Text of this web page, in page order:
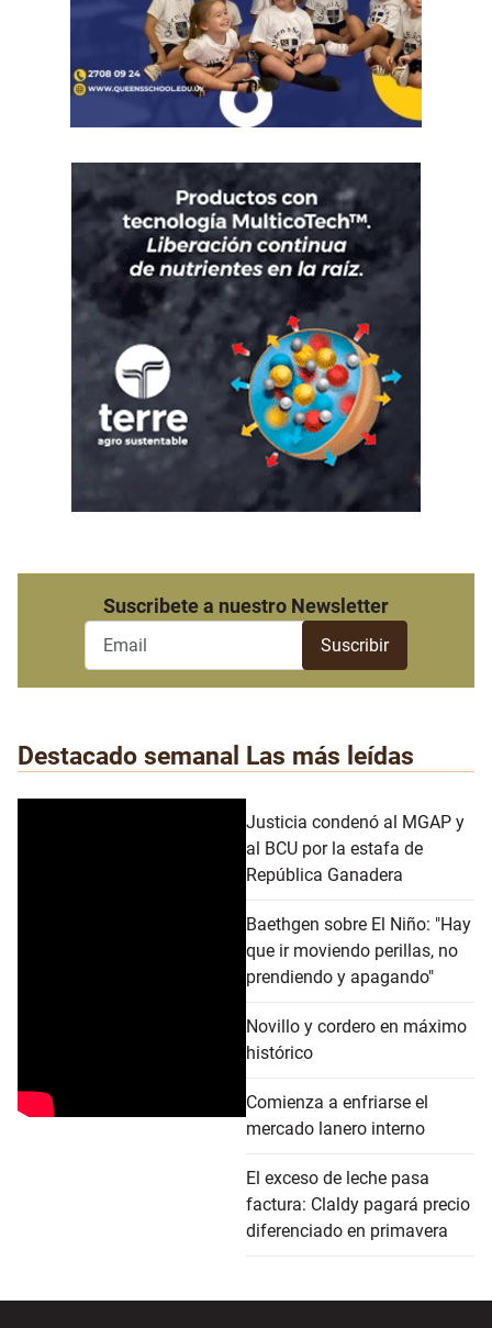
Suscribete a nuestro Newsletter
Destacado semanal Las más leídas
Justicia condenó al MGAP y
al BCU por la estafa de
República Ganadera
Baethgen sobre El Niño: "Hay
que ir moviendo perillas, no
prendiendo y apagando"
Novillo y cordero en máximo
histórico
Comienza a enfriarse el
mercado lanero interno
El exceso de leche pasa
factura: Claldy pagará precio
diferenciado en primavera